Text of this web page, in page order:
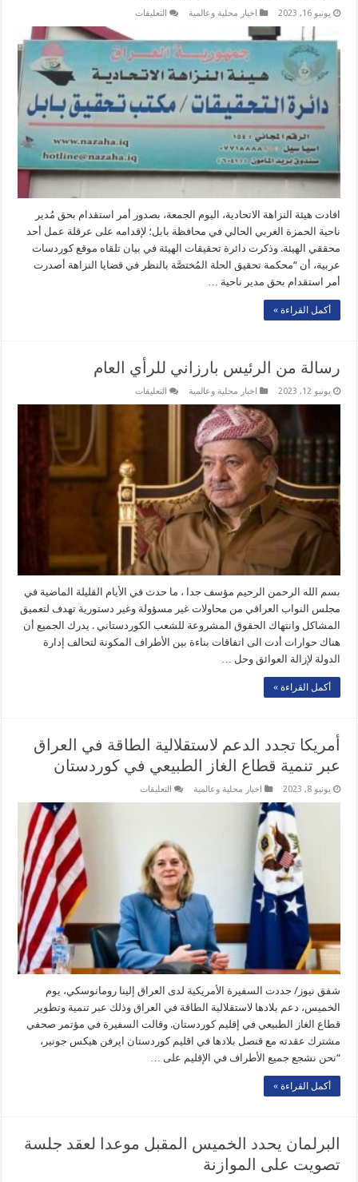
يونيو 16, 2023 اخبار محلية وعالمية التعليقات
امر
استقدام
بحق
مدير
احدى
نواحي
بابل
لعرقلته
عمل
احد
محققي
الهيئة
مغلقة
افادت هيئة النزاهة الاتحادية، اليوم الجمعة، بصدور أمر استقدام بحق مُدير
ناحية الحمزة الغربي الحالي في محافظة بابل؛ لإقدامه على عرقلة عمل أحد
محققي الهيئة. وذكرت دائرة تحقيقات الهيئة في بيان تلقاه موقع كوردسات
عربية، أن “محكمة تحقيق الحلة المُختصَّة بالنظر في قضايا النزاهة أصدرت
أمر استقدام بحق مدير ناحية …
أكمل القراءة »
رسالة من الرئيس بارزاني للرأي العام
يونيو 12, 2023 اخبار محلية وعالمية التعليقات
مغلقة
بسم الله الرحمن الرحيم مؤسف جدا ، ما حدث في الأيام القليلة الماضية في
مجلس النواب العراقي من محاولات غير مسؤولة وغير دستورية تهدف لتعميق
المشاكل وانتهاك الحقوق المشروعة للشعب الكوردستاني . يدرك الجميع أن
هناك حوارات أدت الى اتفاقات بناءة بين الأطراف المكونة لتحالف إدارة
الدولة لإزالة العوائق وحل …
أكمل القراءة »
أمريكا تجدد الدعم لاستقلالية الطاقة في العراق
عبر تنمية قطاع الغاز الطبيعي في كوردستان
يونيو 8, 2023 اخبار محلية وعالمية التعليقات
قطاع
الغاز
الطبيعي
في
كوردستان
مغلقة
شفق نيوز/ جددت السفيرة الأمريكية لدى العراق إلينا رومانوسكي، يوم
الخميس، دعم بلادها لاستقلالية الطاقة في العراق وذلك عبر تنمية وتطوير
قطاع الغاز الطبيعي في إقليم كوردستان. وقالت السفيرة في مؤتمر صحفي
مشترك عقدته مع قنصل بلادها في اقليم كوردستان ايرفن هيكس جونير،
“نحن نشجع جميع الأطراف في الإقليم على …
أكمل القراءة »
البرلمان يحدد الخميس المقبل موعدا لعقد جلسة
تصويت على الموازنة